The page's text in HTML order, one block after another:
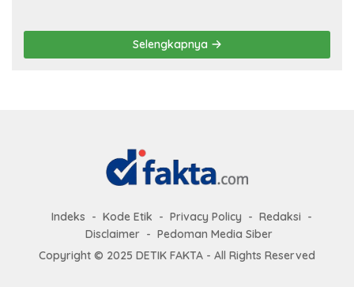
Selengkapnya
Indeks Kode Etik Privacy Policy
Redaksi
Disclaimer
Pedoman Media Siber
Copyright © 2025 DETIK FAKTA - All Rights Reserved